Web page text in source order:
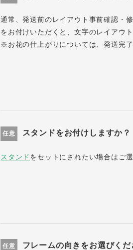
通常、発送前のレイアウト事前確認・
をお付けいただくと、文字のレイアウ
※お花の仕上がりについては、発送完了
任意 スタンドをお付けしますか？
スタンド をセットにされたい場合はご選
任意 フレームの向きをお選びくだ